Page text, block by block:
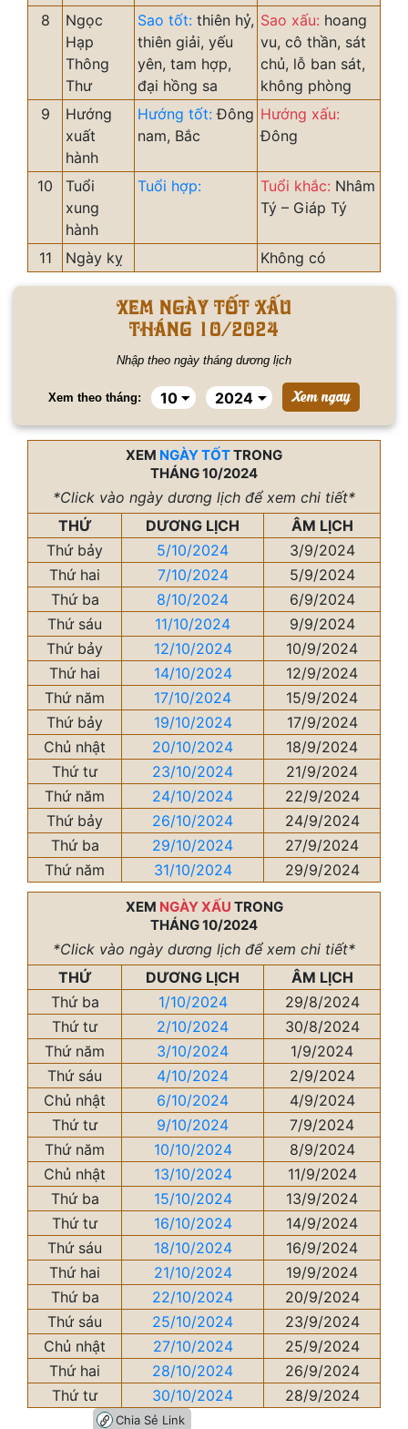
8
Ngọc
Hạp
Thông
Thư
Sao tốt: thiên hỷ,
thiên giải, yếu
yên, tam hợp,
đại hồng sa
Sao xấu: hoang
vu, cô thần, sát
chủ, lỗ ban sát,
không phòng
9
Hướng
xuất
hành
Hướng tốt: Đông
nam, Bắc
Hướng xấu:
Đông
10
Tuổi
xung
hành
Tuổi hợp: Tuổi khắc: Nhâm
Tý – Giáp Tý
11 Ngày kỵ Không có
Xem ngày tốt xấu
tháng 10/2024
Nhập theo ngày tháng dương lịch
Xem theo tháng:
XEM NGÀY TỐTTRONG
THÁNG 10/2024
*Click vào ngày dương lịch để xem chi tiết*
THỨ
DƯƠNG LỊCH
ÂM LỊCH
Thứ bảy
5/10/2024
3/9/2024
Thứ hai
7/10/2024
5/9/2024
Thứ ba
8/10/2024
6/9/2024
Thứ sáu
11/10/2024
9/9/2024
Thứ bảy
12/10/2024
10/9/2024
Thứ hai
14/10/2024
12/9/2024
Thứ năm
17/10/2024
15/9/2024
Thứ bảy
19/10/2024
17/9/2024
Chủ nhật
20/10/2024
18/9/2024
Thứ tư
23/10/2024
21/9/2024
Thứ năm
24/10/2024
22/9/2024
Thứ bảy
26/10/2024
24/9/2024
Thứ ba
29/10/2024
27/9/2024
Thứ năm
31/10/2024 29/9/2024
XEM NGÀY XẤU TRONG
THÁNG 10/2024
*Click vào ngày dương lịch để xem chi tiết*
THỨ
DƯƠNG LỊCH
ÂM LỊCH
Thứ ba
1/10/2024
29/8/2024
Thứ tư
2/10/2024
30/8/2024
Thứ năm
3/10/2024
1/9/2024
Thứ sáu
4/10/2024
2/9/2024
Chủ nhật
6/10/2024
4/9/2024
Thứ tư
9/10/2024
7/9/2024
Thứ năm
10/10/2024
8/9/2024
Chủ nhật
13/10/2024
11/9/2024
Thứ ba
15/10/2024
13/9/2024
Thứ tư
16/10/2024
14/9/2024
Thứ sáu
18/10/2024
16/9/2024
Thứ hai
21/10/2024
19/9/2024
Thứ ba
22/10/2024
20/9/2024
Thứ sáu
25/10/2024
23/9/2024
Chủ nhật
27/10/2024
25/9/2024
Thứ hai
28/10/2024
26/9/2024
Thứ tư
30/10/2024 28/9/2024
Chia Sẻ Link